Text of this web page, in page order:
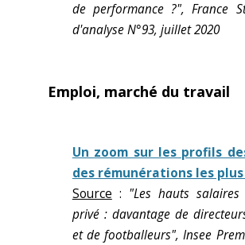
de performance ?", France
d'analyse N°93, juillet 2020
Emploi, marché du travail
Un zoom sur les profils
des rémunérations les
Source : "Les hauts
privé : davantage de
et de footballeurs", Insee